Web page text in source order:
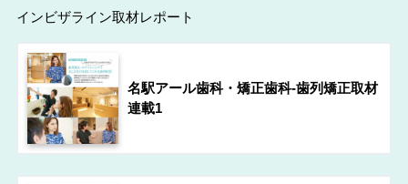
インビザライン取材レポート
名駅アール歯科・矯正歯科-歯列矯正取材
連載1